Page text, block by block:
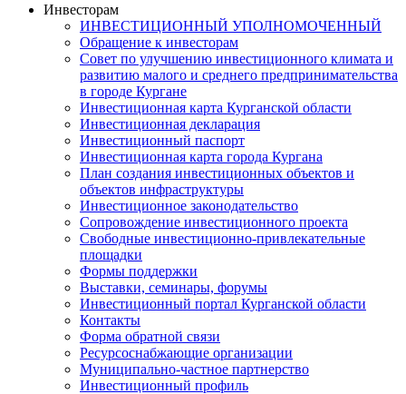
Инвесторам
ИНВЕСТИЦИОННЫЙ УПОЛНОМОЧЕННЫЙ
Обращение к инвесторам
Совет по улучшению инвестиционного климата и
развитию малого и среднего предпринимательства
в городе Кургане
Инвестиционная карта Курганской области
Инвестиционная декларация
Инвестиционный паспорт
Инвестиционная карта города Кургана
План создания инвестиционных объектов и
объектов инфраструктуры
Инвестиционное законодательство
Сопровождение инвестиционного проекта
Свободные инвестиционно-привлекательные
площадки
Формы поддержки
Выставки, семинары, форумы
Инвестиционный портал Курганской области
Контакты
Форма обратной связи
Ресурсоснабжающие организации
Муниципально-частное партнерство
Инвестиционный профиль